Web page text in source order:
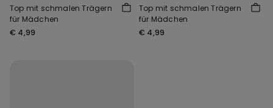
Top mit schmalen Trägern
für Mädchen
€ 4,99
Top mit schmalen Trägern
für Mädchen
€ 4,99